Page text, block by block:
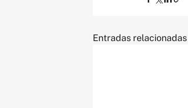
Entradas relacionadas